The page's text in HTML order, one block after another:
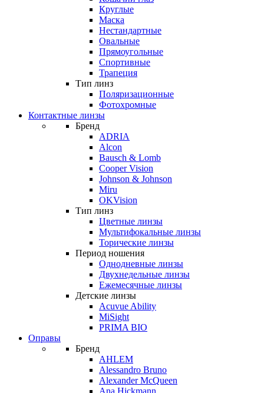
Круглые
Маска
Нестандартные
Овальные
Прямоугольные
Спортивные
Трапеция
Тип линз
Поляризационные
Фотохромные
Контактные линзы
Бренд
ADRIA
Alcon
Bausch & Lomb
Cooper Vision
Johnson & Johnson
Miru
OKVision
Тип линз
Цветные линзы
Мультифокальные линзы
Торические линзы
Период ношения
Однодневные линзы
Двухнедельные линзы
Ежемесячные линзы
Детские линзы
Acuvue Ability
MiSight
PRIMA BIO
Оправы
Бренд
AHLEM
Alessandro Bruno
Alexander McQueen
Ana Hickmann